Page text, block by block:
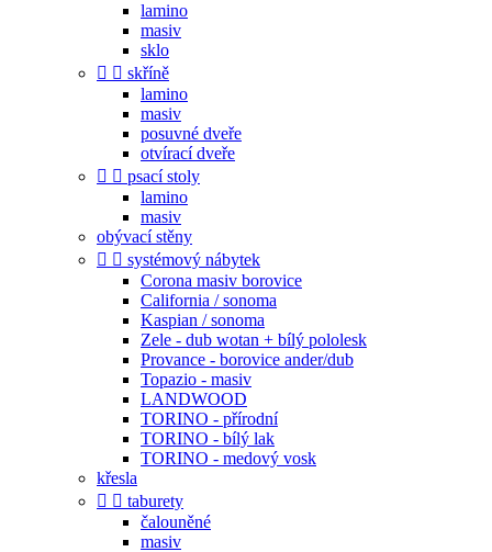
lamino
masiv
sklo
  skříně
lamino
masiv
posuvné dveře
otvírací dveře
  psací stoly
lamino
masiv
obývací stěny
  systémový nábytek
Corona masiv borovice
California / sonoma
Kaspian / sonoma
Zele - dub wotan + bílý pololesk
Provance - borovice ander/dub
Topazio - masiv
LANDWOOD
TORINO - přírodní
TORINO - bílý lak
TORINO - medový vosk
křesla
  taburety
čalouněné
masiv